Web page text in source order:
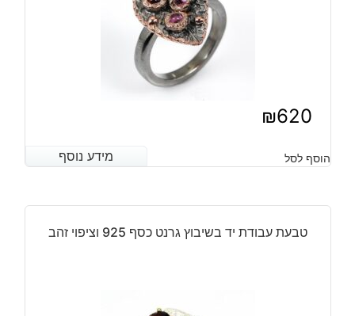
זהב
ורודיום
שחור
₪620
מידע נוסף הוסף לסל מידע נוסף
טבעת עבודת יד בשיבוץ גרנט כסף 925 וציפוי זהב